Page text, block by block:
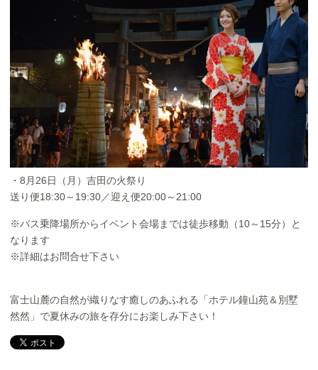
・8月26日（月）吉田の火祭り
送り便18:30～19:30／迎え便20:00～21:00
※バス乗降場所からイベント会場までは徒歩移動（10～15分）と
なります
※詳細はお問合せ下さい
富士山麓の自然が織りなす癒しのあふれる「ホテル鐘山苑＆別墅
然然」で夏休みの旅を存分にお楽しみ下さい！